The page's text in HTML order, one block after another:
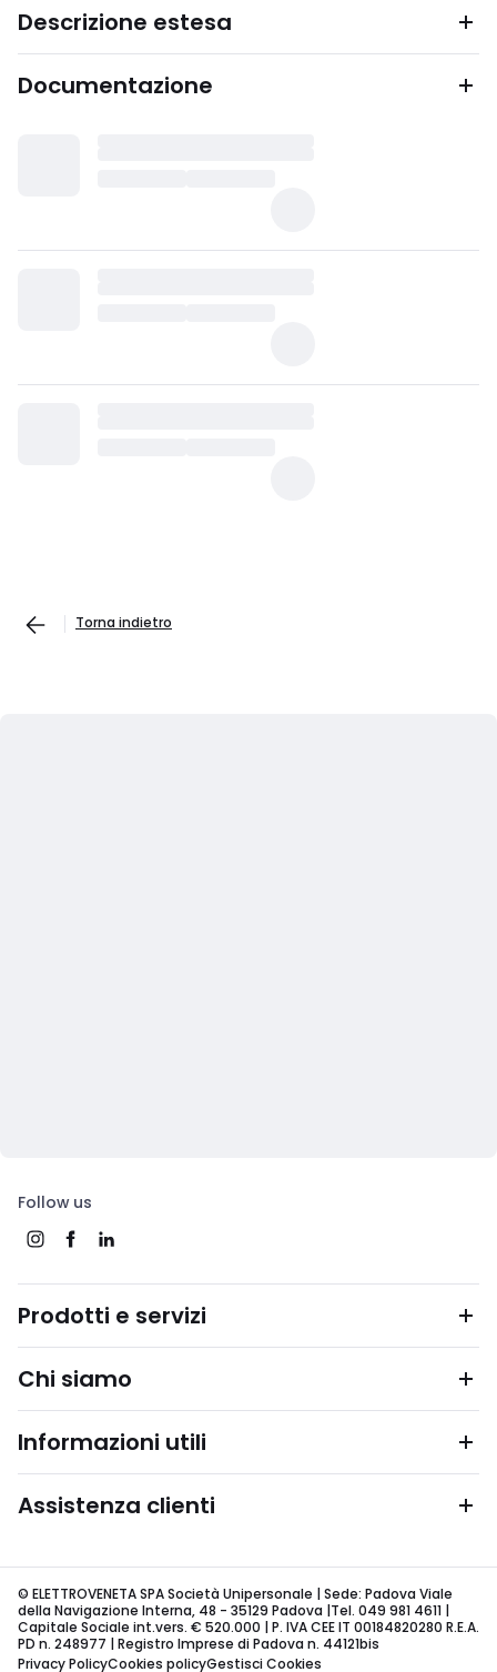
Descrizione estesa
Documentazione
Torna indietro
Follow us
Prodotti e servizi
Chi siamo
Informazioni utili
Assistenza clienti
© ELETTROVENETA SPA Società Unipersonale | Sede: Padova Viale
della Navigazione Interna, 48 - 35129 Padova |Tel. 049 981 4611 |
Capitale Sociale int.vers. € 520.000 | P. IVA CEE IT 00184820280 R.E.A.
PD n. 248977 | Registro Imprese di Padova n. 44121bis
Privacy PolicyCookies policyGestisci Cookies